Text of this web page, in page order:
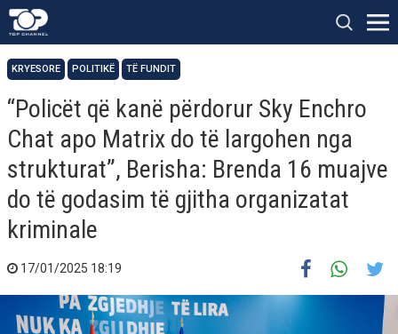
KRYESORE POLITIKË TË FUNDIT
“Policët që kanë përdorur Sky Enchro
Chat apo Matrix do të largohen nga
strukturat”, Berisha: Brenda 16 muajve
do të godasim të gjitha organizatat
kriminale
17/01/2025 18:19